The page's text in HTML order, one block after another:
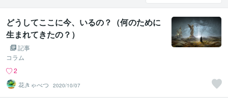
どうしてここに今、いるの？（何のために
生まれてきたの？）
記事
コラム
2
花きゃべつ
2020/10/07